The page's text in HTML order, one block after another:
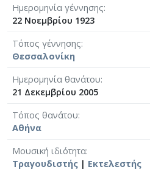
Ημερομηνία γέννησης
22 Νοεμβρίου 1923
Τόπος γέννησης
Θεσσαλονίκη
Ημερομηνία θανάτου
21 Δεκεμβρίου 2005
Τόπος θανάτου
Αθήνα
Μουσική ιδιότητα
Τραγουδιστής | Εκτελεστής